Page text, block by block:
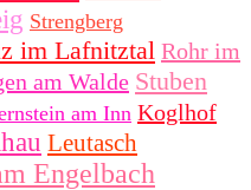
Strengberg
im Lafnitztal Rohr im
am Walde Stuben
am Inn Koglhof
Leutasch
Engelbach